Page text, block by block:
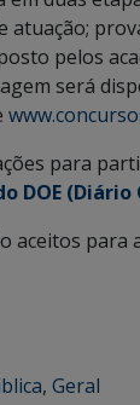
pelos
será
para
DOE
aceitos para
, Geral